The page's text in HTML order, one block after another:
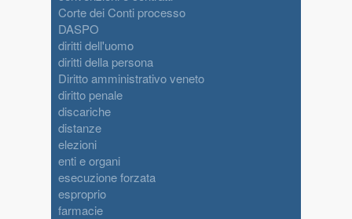
Corte dei Conti processo
DASPO
diritti dell'uomo
diritti della persona
Diritto amministrativo veneto
diritto penale
discariche
distanze
elezioni
enti e organi
esecuzione forzata
esproprio
farmacie